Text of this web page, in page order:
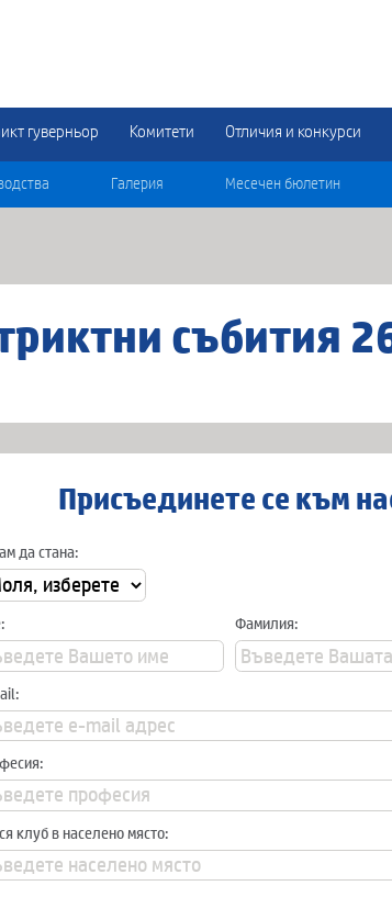
гуверньор Комитети Отличия и конкурси
Галерия Месечен бюлетин
събития
Присъединете се към
да стана:
Фамилия:
клуб в населено място: